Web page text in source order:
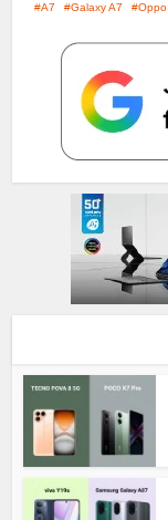
A7 Galaxy A7 Oppo